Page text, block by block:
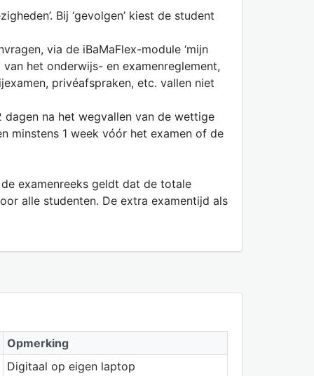
Bij ‘gevolgen’ kiest de student
via de iBaMaFlex-module ‘mijn
het onderwijs- en examenreglement,
privéafspraken, etc. vallen niet
na het wegvallen van de wettige
minstens 1 week vóór het examen of de
de examenreeks geldt dat de totale
alle studenten. De extra examentijd als
Opmerking
Digitaal op eigen laptop